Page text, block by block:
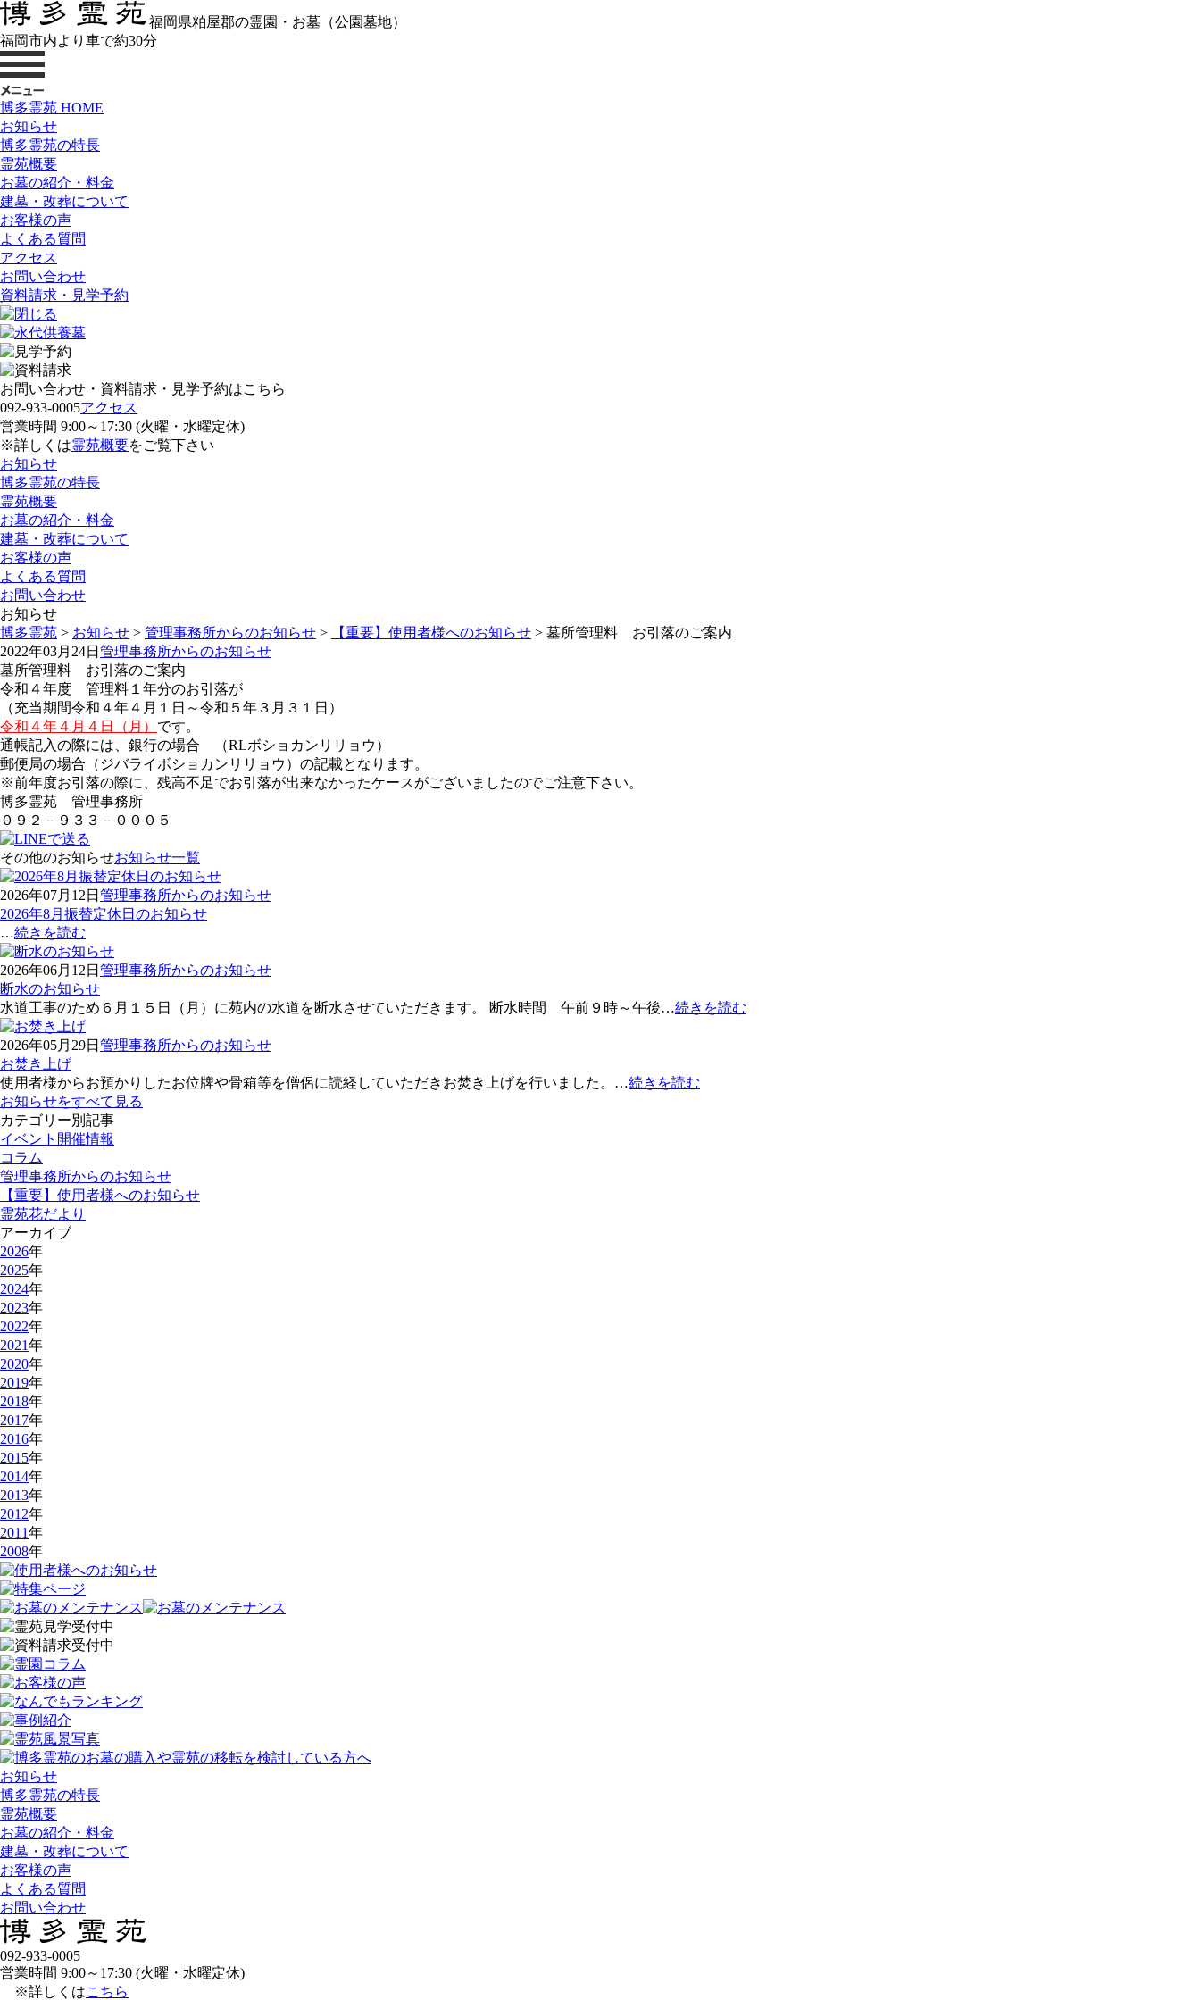
福岡県粕屋郡の霊園・お墓（公園墓地）
福岡市内より車で約30分
博多霊苑 HOME
お知らせ
博多霊苑の特長
霊苑概要
お墓の紹介・料金
建墓・改葬について
お客様の声
よくある質問
アクセス
お問い合わせ
資料請求・見学予約
お問い合わせ・資料請求・見学予約はこちら
092-933-0005アクセス
営業時間 9:00～17:30 (火曜・水曜定休)
※詳しくは霊苑概要をご覧下さい
お知らせ
博多霊苑の特長
霊苑概要
お墓の紹介・料金
建墓・改葬について
お客様の声
よくある質問
お問い合わせ
お知らせ
博多霊苑 > お知らせ > 管理事務所からのお知らせ > 【重要】使用者様へのお知らせ > 墓所管理料 お引落のご案内
2022年03月24日 管理事務所からのお知らせ
墓所管理料 お引落のご案内
令和４年度 管理料１年分のお引落が
（充当期間令和４年４月１日～令和５年３月３１日）
令和４年４月４日（月） です。
通帳記入の際には、銀行の場合 （RLボショカンリリョウ）
郵便局の場合（ジバライボショカンリリョウ）の記載となります。
※前年度お引落の際に、残高不足でお引落が出来なかったケースがございましたのでご注意下さい。
博多霊苑 管理事務所
０９２－９３３－０００５
その他のお知らせお知らせ一覧
2026年07月12日 管理事務所からのお知らせ
2026年8月振替定休日のお知らせ
…続きを読む
2026年06月12日 管理事務所からのお知らせ
断水のお知らせ
水道工事のため６月１５日（月）に苑内の水道を断水させていただきます。 断水時間 午前９時～午後…続きを読む
2026年05月29日 管理事務所からのお知らせ
お焚き上げ
使用者様からお預かりしたお位牌や骨箱等を僧侶に読経していただきお焚き上げを行いました。…続きを読む
お知らせをすべて見る
カテゴリー別記事
イベント開催情報
コラム
管理事務所からのお知らせ
【重要】使用者様へのお知らせ
霊苑花だより
アーカイブ
2026年
2025年
2024年
2023年
2022年
2021年
2020年
2019年
2018年
2017年
2016年
2015年
2014年
2013年
2012年
2011年
2008年
お知らせ
博多霊苑の特長
霊苑概要
お墓の紹介・料金
建墓・改葬について
お客様の声
よくある質問
お問い合わせ
092-933-0005
営業時間 9:00～17:30 (火曜・水曜定休)
※詳しくはこちら